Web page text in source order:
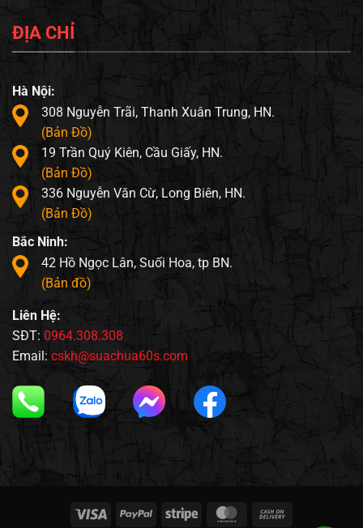
ĐỊA CHỈ
Hà Nội:
308 Nguyễn Trãi, Thanh Xuân Trung, HN.
(Bản Đồ)
19 Trần Quý Kiên, Cầu Giấy, HN.
(Bản Đồ)
336 Nguyễn Văn Cừ, Long Biên, HN.
(Bản Đồ)
Bắc Ninh:
42 Hồ Ngọc Lân, Suối Hoa, tp BN.
(Bản đồ)
Liên Hệ:
SĐT: 0964.308.308
Email: cskh@suachua60s.com
Visa PayPal Stripe MasterCard